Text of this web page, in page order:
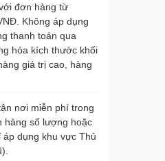
đơn hàng từ
Không áp dụng
thanh toán qua
hóa kích thước khối
giá trị cao, hàng
nơi miễn phí trong
hàng số lượng hoặc
áp dụng khu vực Thủ